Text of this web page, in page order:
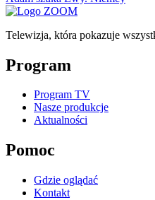
Telewizja, która pokazuje
Program
Program TV
Nasze produkcje
Aktualności
Pomoc
Gdzie oglądać
Kontakt